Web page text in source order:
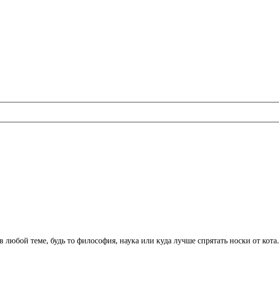
теме, будь то философия, наука или куда лучше спрятать носки от кота.